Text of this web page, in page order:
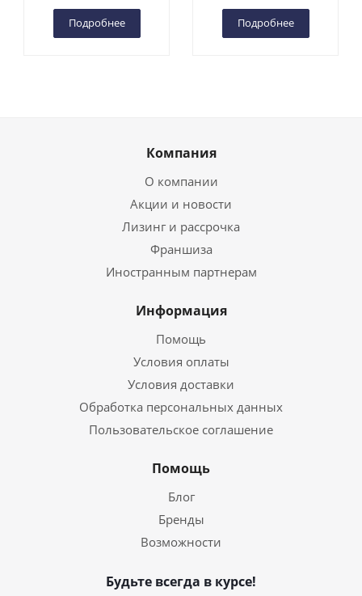
Подробнее Подробнее
Компания
О компании
Акции и новости
Лизинг и рассрочка
Франшиза
Иностранным партнерам
Информация
Помощь
Условия оплаты
Условия доставки
Обработка персональных данных
Пользовательское соглашение
Помощь
Блог
Бренды
Возможности
Будьте всегда в курсе!